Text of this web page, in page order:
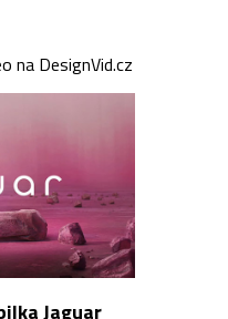
na DesignVid.cz
Jaguar